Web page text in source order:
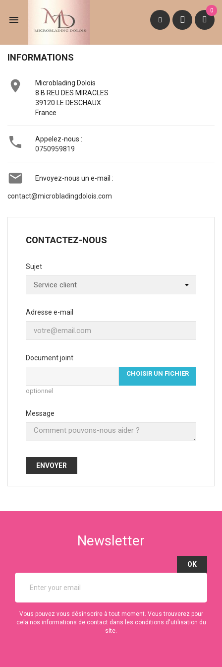

0
INFORMATIONS

Microblading Dolois
8 B REU DES MIRACLES
39120 LE DESCHAUX
France

Appelez-nous :
0750959819
 Envoyez-nous un e-mail :
contact@microbladingdolois.com
CONTACTEZ-NOUS
Sujet
Adresse e-mail
Document joint
CHOISIR UN FICHIER
optionnel
Message
Newsletter
Vous pouvez vous désinscrire à tout moment. Vous trouverez pour
cela nos informations de contact dans les conditions d'utilisation du
site.